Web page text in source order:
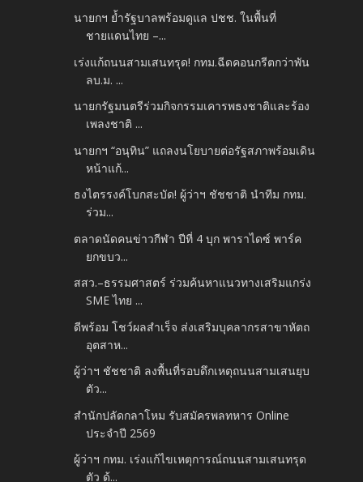
นายกฯ ย้ำรัฐบาลพร้อมดูแล ปชช. ในพื้นที่
ชายแดนไทย –...
เร่งแก้ถนนสามเสนทรุด! กทม.ฉีดคอนกรีตกว่าพัน
ลบ.ม. ...
นายกรัฐมนตรีร่วมกิจกรรมเคารพธงชาติและร้อง
เพลงชาติ ...
นายกฯ “อนุทิน” แถลงนโยบายต่อรัฐสภาพร้อมเดิน
หน้าแก้...
ธงไตรรงค์โบกสะบัด! ผู้ว่าฯ ชัชชาติ นำทีม กทม.
ร่วม...
ตลาดนัดคนข่าวกีฬา ปีที่ 4 บุก พาราไดซ์ พาร์ค
ยกขบว...
สสว.–ธรรมศาสตร์ ร่วมค้นหาแนวทางเสริมแกร่ง
SME ไทย ...
ดีพร้อม โชว์ผลสำเร็จ ส่งเสริมบุคลากรสาขาหัตถ
อุตสาห...
ผู้ว่าฯ ชัชชาติ ลงพื้นที่รอบดึกเหตุถนนสามเสนยุบ
ตัว...
สำนักปลัดกลาโหม รับสมัครพลทหาร Online
ประจำปี 2569
ผู้ว่าฯ กทม. เร่งแก้ไขเหตุการณ์ถนนสามเสนทรุด
ตัว ด้...